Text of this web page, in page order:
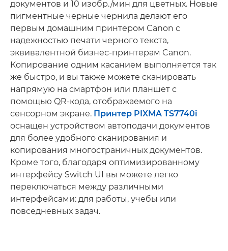
документов и 10 изобр./мин для цветных. Новые
пигментные черные чернила делают его
первым домашним принтером Canon с
надежностью печати черного текста,
эквивалентной бизнес-принтерам Canon.
Копирование одним касанием выполняется так
же быстро, и вы также можете сканировать
напрямую на смартфон или планшет с
помощью QR-кода, отображаемого на
сенсорном экране. Принтер PIXMA TS7740i
оснащен устройством автоподачи документов
для более удобного сканирования и
копирования многостраничных документов.
Кроме того, благодаря оптимизированному
интерфейсу Switch UI вы можете легко
переключаться между различными
интерфейсами: для работы, учебы или
повседневных задач.